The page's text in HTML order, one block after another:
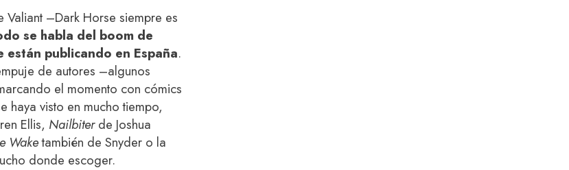
–Dark Horse siempre es
se habla del boom de
están publicando en España.
de autores –algunos
el momento con cómics
haya visto en mucho tiempo,
Ellis, Nailbiterde Joshua
Waketambién de Snyder o la
donde escoger.